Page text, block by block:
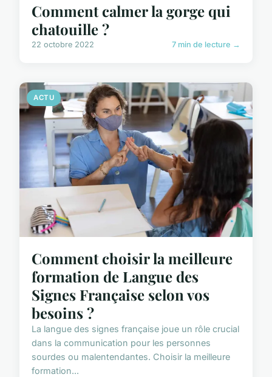
Comment calmer la gorge qui
chatouille ?
22 octobre 2022 7 min de lecture →
ACTU
Comment choisir la meilleure
formation de Langue des
Signes Française selon vos
besoins ?
La langue des signes française joue un rôle crucial
dans la communication pour les personnes
sourdes ou malentendantes. Choisir la meilleure
formation...